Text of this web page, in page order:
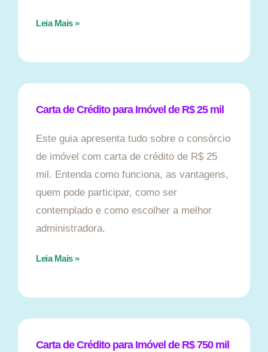
Leia Mais »
Carta de Crédito para Imóvel de R$ 25 mil
Este guia apresenta tudo sobre o consórcio
de imóvel com carta de crédito de R$ 25
mil. Entenda como funciona, as vantagens,
quem pode participar, como ser
contemplado e como escolher a melhor
administradora.
Leia Mais »
Carta de Crédito para Imóvel de R$ 750 mil